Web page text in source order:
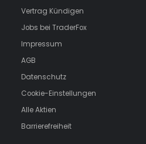
Vertrag Kündigen
Jobs bei TraderFox
Impressum
AGB
Datenschutz
Cookie-Einstellungen
Alle Aktien
Barrierefreiheit